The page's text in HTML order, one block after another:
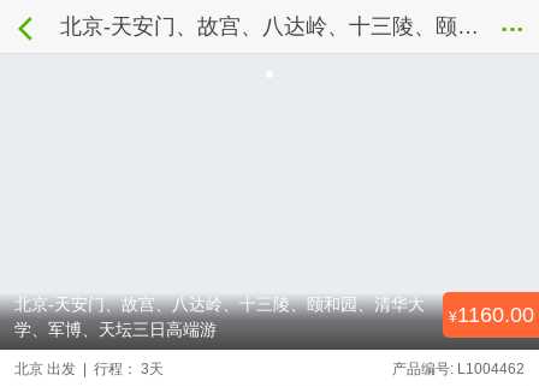
北京-天安门、故宫、八达岭、十三陵、颐和园、清华大学、军博、天坛三日高端游
北京-天安门、故宫、八达岭、十三陵、颐和园、清华大
学、军博、天坛三日高端游
1160.00
产品编号: L1004462
北京 出发 | 行程： 3天